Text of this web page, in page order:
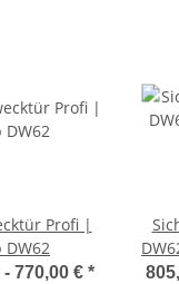
Profi |
DW62
- 770,00 € *